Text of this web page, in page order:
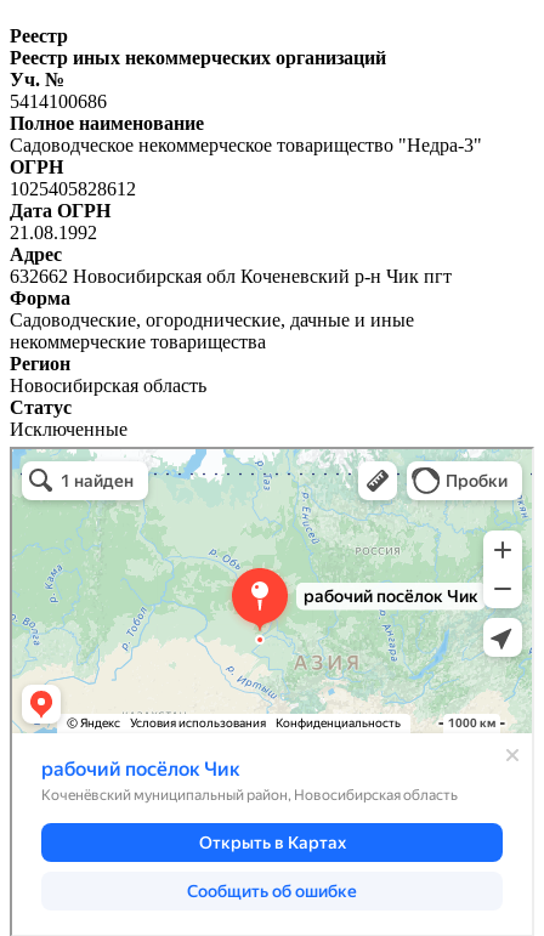
Реестр
Реестр иных некоммерческих организаций
Уч. №
5414100686
Полное наименование
Садоводческое некоммерческое товарищество "Недра-3"
ОГРН
1025405828612
Дата ОГРН
21.08.1992
Адрес
632662 Новосибирская обл Коченевский р-н Чик пгт
Форма
Садоводческие, огороднические, дачные и иные
некоммерческие товарищества
Регион
Новосибирская область
Статус
Исключенные